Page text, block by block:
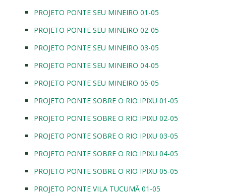
PROJETO PONTE SEU MINEIRO 01-05
PROJETO PONTE SEU MINEIRO 02-05
PROJETO PONTE SEU MINEIRO 03-05
PROJETO PONTE SEU MINEIRO 04-05
PROJETO PONTE SEU MINEIRO 05-05
PROJETO PONTE SOBRE O RIO IPIXU 01-05
PROJETO PONTE SOBRE O RIO IPIXU 02-05
PROJETO PONTE SOBRE O RIO IPIXU 03-05
PROJETO PONTE SOBRE O RIO IPIXU 04-05
PROJETO PONTE SOBRE O RIO IPIXU 05-05
PROJETO PONTE VILA TUCUMÃ 01-05